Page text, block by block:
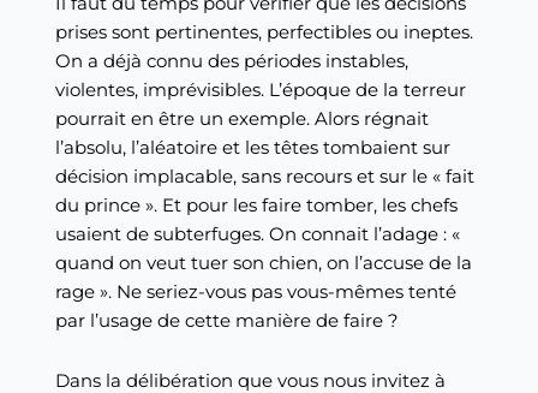
prises sont pertinentes, perfectibles ou ineptes.
On a déjà connu des périodes instables,
violentes, imprévisibles. L’époque de la terreur
pourrait en être un exemple. Alors régnait
l’absolu, l’aléatoire et les têtes tombaient sur
décision implacable, sans recours et sur le « fait
du prince ». Et pour les faire tomber, les chefs
usaient de subterfuges. On connait l’adage : «
quand on veut tuer son chien, on l’accuse de la
rage ». Ne seriez-vous pas vous-mêmes tenté
par l’usage de cette manière de faire ?
Dans la délibération que vous nous invitez à